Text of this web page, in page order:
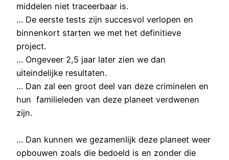
middelen niet traceerbaar is.
… De eerste tests zijn succesvol verlopen en
binnenkort starten we met het definitieve
project.
… Ongeveer 2,5 jaar later zien we dan
uiteindelijke resultaten.
… Dan zal een groot deel van deze criminelen en
hun familieleden van deze planeet verdwenen
zijn.
… Dan kunnen we gezamenlijk deze planeet weer
opbouwen zoals die bedoeld is en zonder die